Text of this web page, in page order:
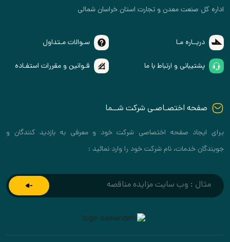
معدن و تجارت استان خراسان شمالی
مـا سـوالات مـتداول
و ارتباط با ما قـوانین و مقررات استفـاده
اختصـاصـی شرکت شــما
صفحه اختصاصی شرکت خود و معرفی به بازدید کنندگان و
نام شرکت خود را وارد نمائید :